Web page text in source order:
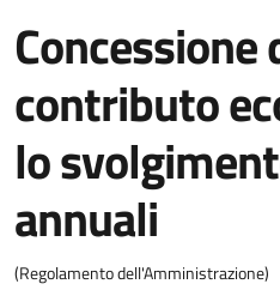
Concessione
contributo
lo
annuali
(Regolamento dell'Amministrazione)